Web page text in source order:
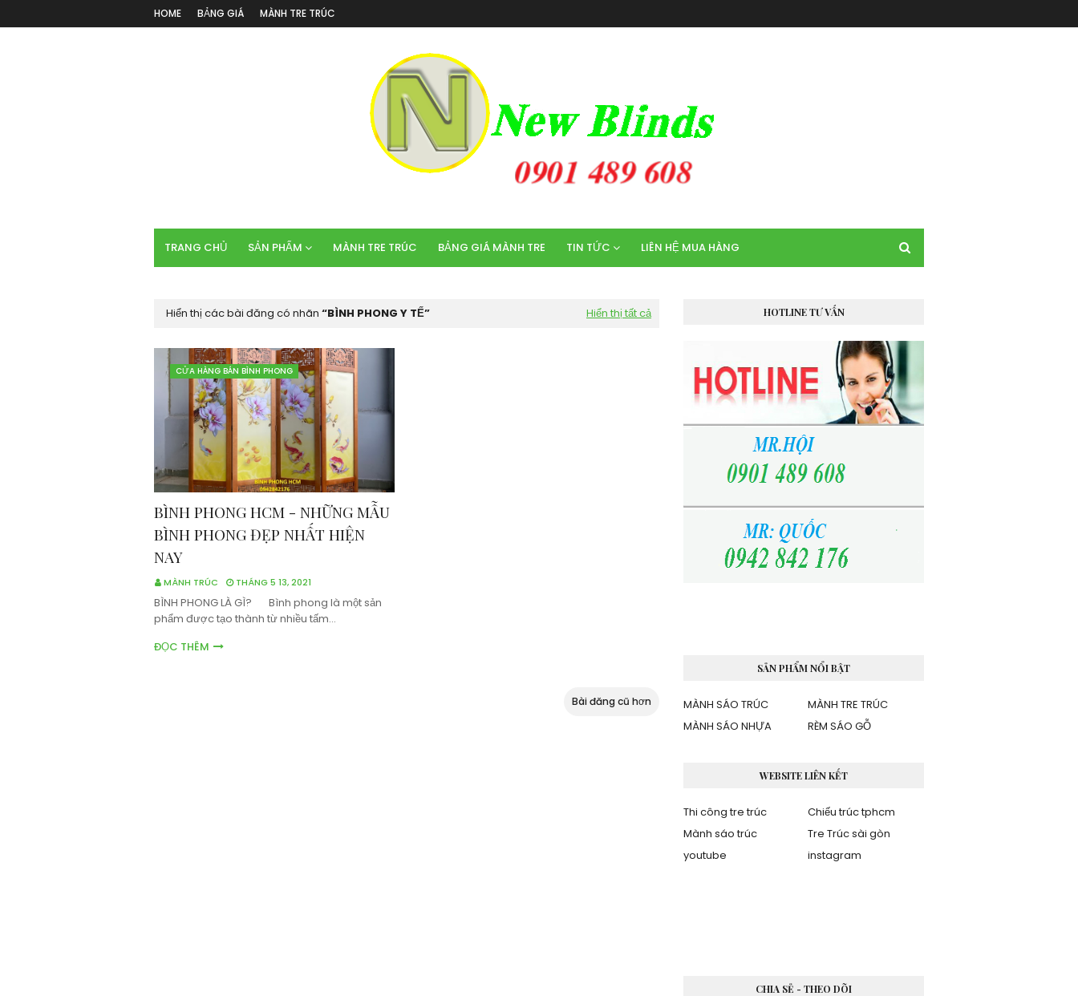
HOME BẢNG GIÁ MÀNH TRE TRÚC
TRANG CHỦ SẢN PHẨM MÀNH TRE TRÚC BẢNG GIÁ MÀNH TRE TIN TỨC LIÊN HỆ MUA HÀNG
Hiển thị các bài đăng có nhãn BÌNH PHONG Y TẾ Hiển thị tất cả
CỬA HÀNG BÁN BÌNH PHONG
BÌNH PHONG HCM - NHỮNG MẪU
BÌNH PHONG ĐẸP NHẤT HIỆN
NAY
MÀNH TRÚC THÁNG 5 13, 2021
BÌNH PHONG LÀ GÌ? Bình phong là một sản
phẩm được tạo thành từ nhiều tấm…
ĐỌC THÊM
Bài đăng cũ hơn
HOTLINE TƯ VẤN
SẢN PHẨM NỔI BẬT
MÀNH SÁO TRÚC
MÀNH TRE TRÚC
MÀNH SÁO NHỰA
RÈM SÁO GỖ
WEBSITE LIÊN KẾT
Thi công tre trúc
Chiếu trúc tphcm
Mành sáo trúc
Tre Trúc sài gòn
youtube
instagram
CHIA SẺ - THEO DÕI